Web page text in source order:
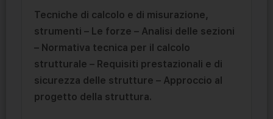
Tecniche di calcolo e di misurazione,
strumenti – Le forze – Analisi delle sezioni
– Normativa tecnica per il calcolo
strutturale – Requisiti prestazionali e di
sicurezza delle strutture – Approccio al
progetto della struttura.